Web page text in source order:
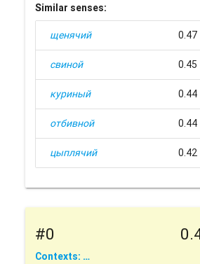
Similar senses:
щенячий 0.47
свиной 0.45
куриный 0.44
отбивной 0.44
цыплячий 0.42
#0
Contexts: …